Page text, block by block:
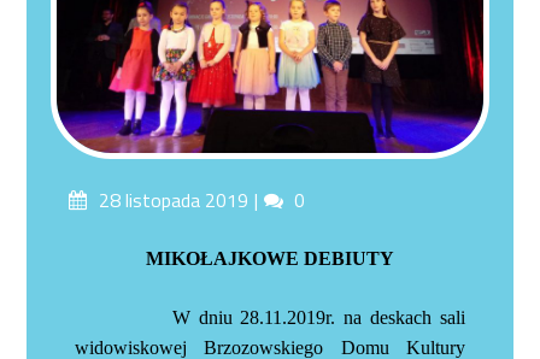
Posted28 listopada 2019 Comments
0
MIKOŁAJKOWE DEBIUTY
W dniu 28.11.2019r. na deskach sali
widowiskowej Brzozowskiego Domu Kultury